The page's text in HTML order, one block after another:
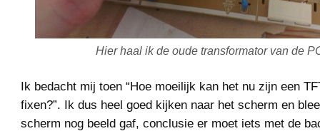
Hier haal ik de oude transformator van de
Ik bedacht mij toen “Hoe moeilijk kan het nu zijn een
fixen?”. Ik dus heel goed kijken naar het scherm en
scherm nog beeld gaf, conclusie er moet iets met de